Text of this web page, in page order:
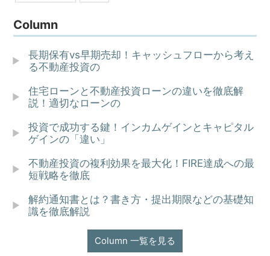
Column
長期保有vs早期売却！キャッシュフローから考え
る不動産投資の
住宅ローンと不動産投資ローンの違いを徹底解
説！適切なローンの
投資で成功する鍵！インカムゲインとキャピタル
ゲインの「違い」
不動産投資の複利効果を最大化！FIRE達成への最
短戦略を徹底
解約通知書とは？書き方・提出期限などの基礎知
識を徹底解説
Column 一覧を見る